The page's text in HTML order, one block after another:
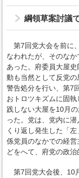
綱領草案討議
第7回党大会を前に
なわれたが、そのな
あった。府委員大屋
動も当然として反党の
警告処分を行い、第7
おトロツキズムに固
践しない大屋を10月
った。党は、党内に
くり返し発生した「
係党員のなかでの経
どをへて、府党の政治
第7回党大会後、10